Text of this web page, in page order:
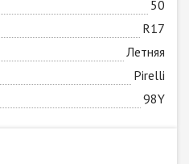
50
R17
Летняя
Pirelli
98Y